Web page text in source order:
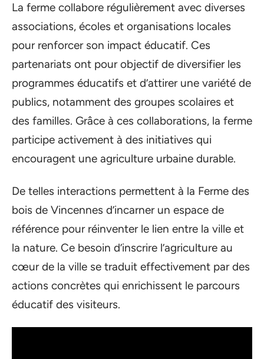
La ferme collabore régulièrement avec diverses
associations, écoles et organisations locales
pour renforcer son impact éducatif. Ces
partenariats ont pour objectif de diversifier les
programmes éducatifs et d’attirer une variété de
publics, notamment des groupes scolaires et
des familles. Grâce à ces collaborations, la ferme
participe activement à des initiatives qui
encouragent une agriculture urbaine durable.
De telles interactions permettent à la Ferme des
bois de Vincennes d’incarner un espace de
référence pour réinventer le lien entre la ville et
la nature. Ce besoin d’inscrire l’agriculture au
cœur de la ville se traduit effectivement par des
actions concrètes qui enrichissent le parcours
éducatif des visiteurs.